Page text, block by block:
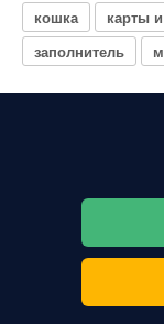
кошка карты
заполнитель